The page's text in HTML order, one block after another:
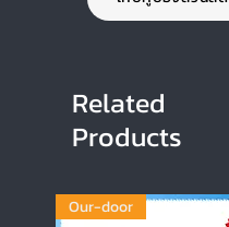
Related
Products
Our-door